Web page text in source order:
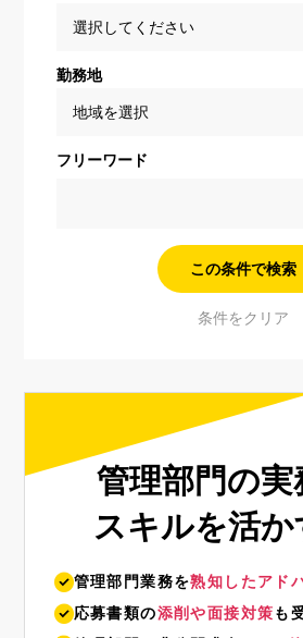
勤務地
フリーワード
管理部門の実
スキルを活か
管理部門業務を熟知したアド
応募書類の添削や面接対策も